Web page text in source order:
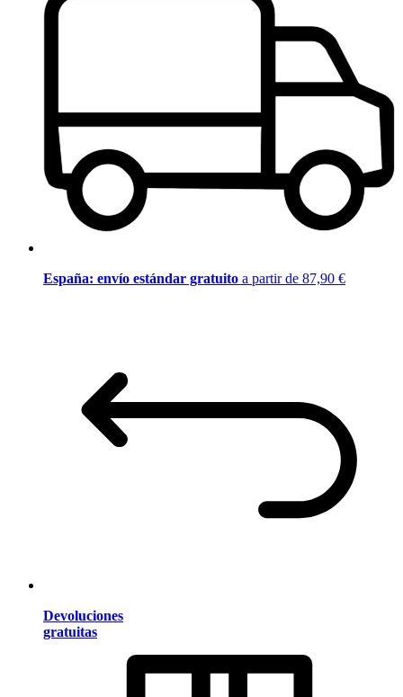
España: envío estándar gratuito a partir de 87,90 €
Devoluciones
gratuitas